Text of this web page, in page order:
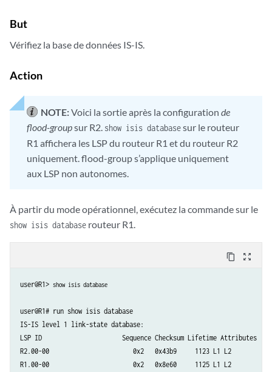
But
Vérifiez la base de données IS-IS.
Action
NOTE:Voici la sortie après la configuration de
flood-groupsur R2. show isis databasesur le routeur
R1 affichera les LSP du routeur R1 et du routeur R2
uniquement. flood-group s’applique uniquement
aux LSP non autonomes.
À partir du mode opérationnel, exécutez la commande sur le
show isis database routeur R1.
content_copy zoom_out_map
user@R1> show isis database
user@R1# run show isis database
IS-IS level 1 link-state database:
LSP ID                      Sequence Checksum Lifetime Attributes
R2.00-00                       0x2   0x43b9     1123 L1 L2
R1.00-00                       0x2   0x8e60     1125 L1 L2